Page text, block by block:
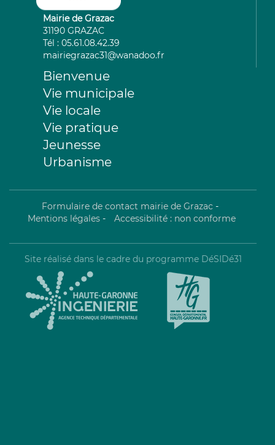
Mairie de Grazac
31190 GRAZAC
Tél : 05.61.08.42.39
mairiegrazac31@wanadoo.fr
Bienvenue
Vie municipale
Vie locale
Vie pratique
Jeunesse
Urbanisme
Formulaire de contact mairie de Grazac -
Mentions légales- Accessibilité : non conforme
Site réalisé dans le cadre du programme DéSIDé31